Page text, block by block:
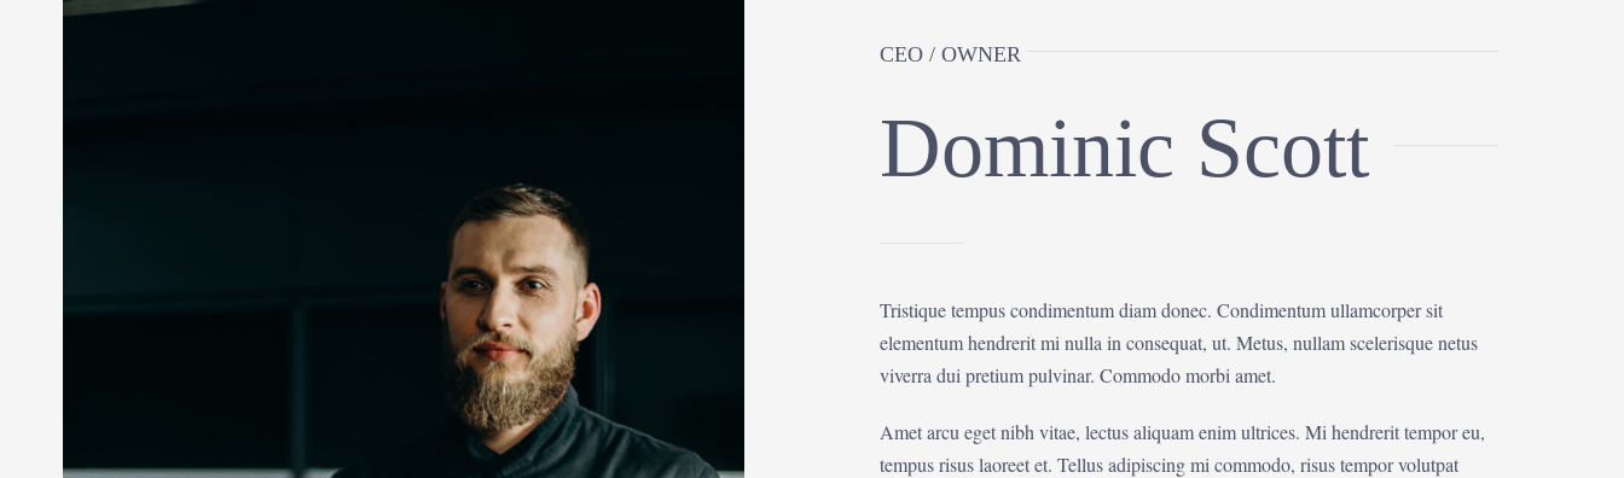
CEO / OWNER
Dominic Scott
Tristique tempus condimentum diam donec. Condimentum ullamcorper sit
elementum hendrerit mi nulla in consequat, ut. Metus, nullam scelerisque netus
viverra dui pretium pulvinar. Commodo morbi amet.
Amet arcu eget nibh vitae, lectus aliquam enim ultrices. Mi hendrerit tempor eu,
tempus risus laoreet et. Tellus adipiscing mi commodo, risus tempor volutpat